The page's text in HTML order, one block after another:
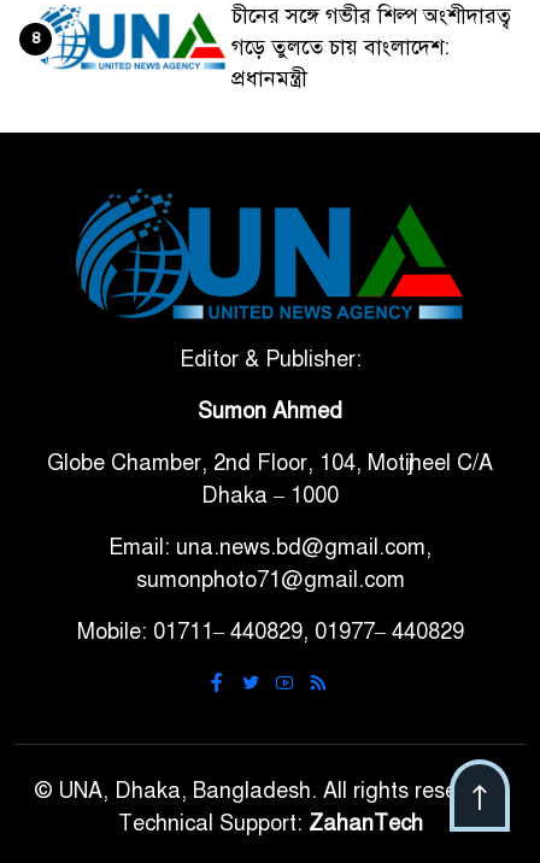
চীনের সঙ্গে গভীর শিল্প অংশীদারত্ব
গড়ে তুলতে চায় বাংলাদেশ:
প্রধানমন্ত্রী
৪
টানা ৩ ম্যাচে গোল ভিনির, ইতিহাস
বলছে বিশ্বকাপ জিতবে ব্রাজিল
সরকারি ৩শ কেজি বই বিক্রির
গাড়ি বিক্রির পর মালিকানা
পরিবর্তনে কঠোর নির্দেশনা
আ.লীগ ও বিএনপির বিরুদ্ধে
নাহিদ
ঢাবিতে মাথায় কাঁঠাল পড়ে মালির
Editor & Publisher:
Sumon Ahmed
Globe Chamber, 2nd Floor, 104, Motijheel C/A
Dhaka – 1000
Email: una.news.bd@gmail.com,
sumonphoto71@gmail.com
Mobile: 01711– 440829, 01977– 440829
© UNA, Dhaka, Bangladesh. All rights reserved.
Technical Support: ZahanTech